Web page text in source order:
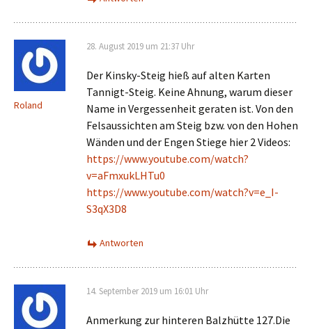
Roland
28. August 2019 um 21:37 Uhr
Der Kinsky-Steig hieß auf alten Karten
Tannigt-Steig. Keine Ahnung, warum dieser
Name in Vergessenheit geraten ist. Von den
Felsaussichten am Steig bzw. von den Hohen
Wänden und der Engen Stiege hier 2 Videos:
https://www.youtube.com/watch?
v=aFmxukLHTu0
https://www.youtube.com/watch?v=e_I-
S3qX3D8
Antworten
14. September 2019 um 16:01 Uhr
Anmerkung zur hinteren Balzhütte 127.Die